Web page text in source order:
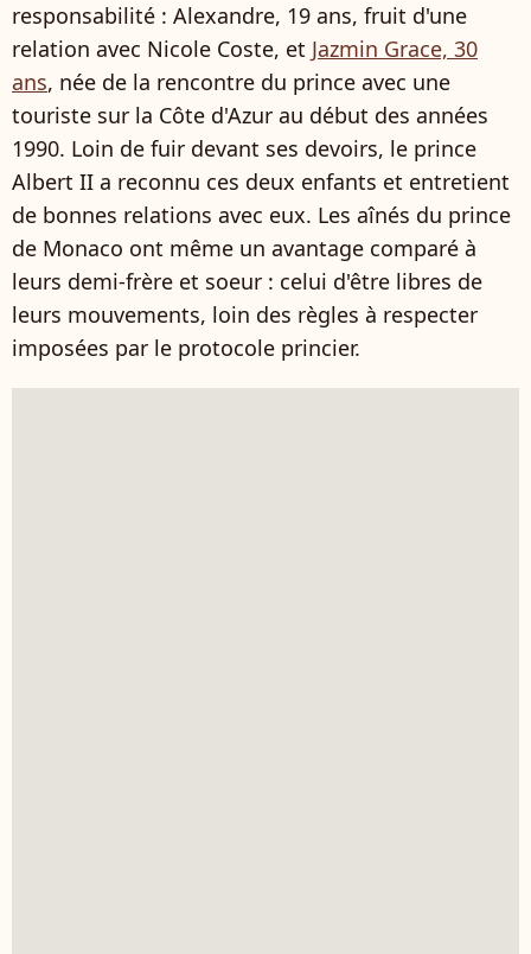
responsabilité : Alexandre, 19 ans, fruit d'une
relation avec Nicole Coste, et Jazmin Grace, 30
ans, née de la rencontre du prince avec une
touriste sur la Côte d'Azur au début des années
1990. Loin de fuir devant ses devoirs, le prince
Albert II a reconnu ces deux enfants et entretient
de bonnes relations avec eux. Les aînés du prince
de Monaco ont même un avantage comparé à
leurs demi-frère et soeur : celui d'être libres de
leurs mouvements, loin des règles à respecter
imposées par le protocole princier.